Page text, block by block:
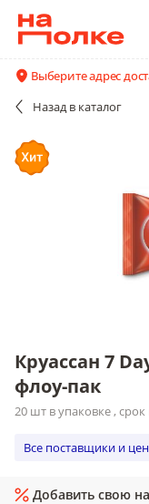
Выберите адрес
Назад в каталог
Круассан
пак
Круассан 7
флоу-пак
20 шт в упаковке ,
Все поставщики и
Добавить свою